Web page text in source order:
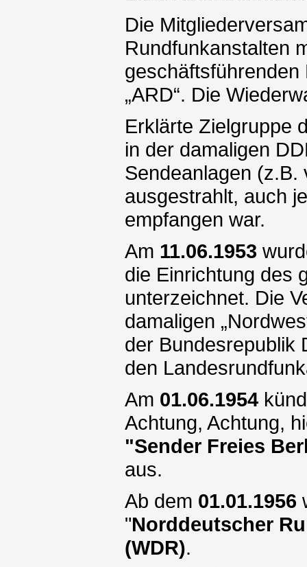
Die
Rundfunkanstalten
„ARD“. Die
Erklärte Zielgruppe
in der damaligen
Sendeanlagen
ausgestrahlt, auch
empfangen war.
Am 11.06.1953
die Einrichtung des
unterzeichnet. Die
damaligen
der Bundesrepublik
den
Am 01.06.1954
Achtung, Achtung,
"Sender Freies
aus.
Ab dem 01.01.1956
"Norddeutscher
(WDR).